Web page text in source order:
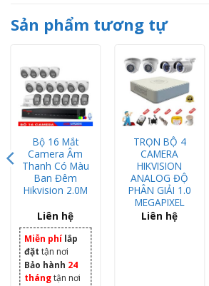
Sản phẩm tương tự
Bộ 16 Mắt
Camera Âm
Thanh Có Màu
Ban Đêm
Hikvision 2.0M
Liên hệ
Miễn phí lắp
đặt tận nơi
Bảo hành 24
thángtận nơi
TRỌN BỘ 4
CAMERA
HIKVISION
ANALOG ĐỘ
PHÂN GIẢI 1.0
MEGAPIXEL
Liên hệ